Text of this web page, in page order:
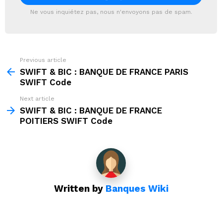
Ne vous inquiétez pas, nous n'envoyons pas de spam.
more
Previous article
SWIFT & BIC : BANQUE DE FRANCE PARIS
SWIFT Code
Next article
SWIFT & BIC : BANQUE DE FRANCE
POITIERS SWIFT Code
Written by Banques Wiki